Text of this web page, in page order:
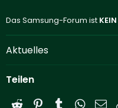
Das Samsung-Forum ist KEIN
Aktuelles
Teilen
Reddit PinterestTumblr